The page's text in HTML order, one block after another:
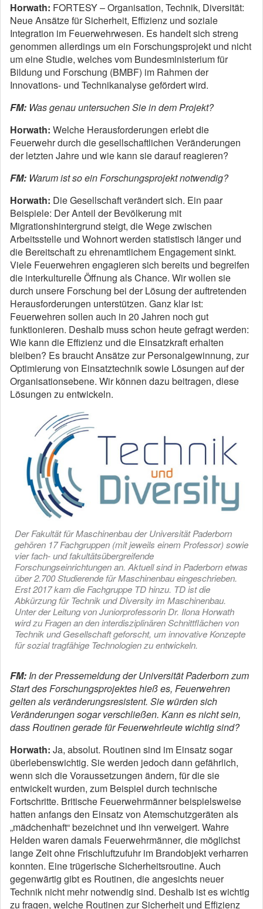
Horwath: FORTESY – Organisation, Technik, Diversität:
Neue Ansätze für Sicherheit, Effizienz und soziale
Integration im Feuerwehrwesen. Es handelt sich streng
genommen allerdings um ein Forschungsprojekt und nicht
um eine Studie, welches vom Bundesministerium für
Bildung und Forschung (BMBF) im Rahmen der
Innovations- und Technikanalyse gefördert wird.
FM: Was genau untersuchen Sie in dem Projekt?
Horwath: Welche Herausforderungen erlebt die
Feuerwehr durch die gesellschaftlichen Veränderungen
der letzten Jahre und wie kann sie darauf reagieren?
FM: Warum ist so ein Forschungsprojekt notwendig?
Horwath: Die Gesellschaft verändert sich. Ein paar
Beispiele: Der Anteil der Bevölkerung mit
Migrationshintergrund steigt, die Wege zwischen
Arbeitsstelle und Wohnort werden statistisch länger und
die Bereitschaft zu ehrenamtlichem Engagement sinkt.
Viele Feuerwehren engagieren sich bereits und begreifen
die interkulturelle Öffnung als Chance. Wir wollen sie
durch unsere Forschung bei der Lösung der auftretenden
Herausforderungen unterstützen. Ganz klar ist:
Feuerwehren sollen auch in 20 Jahren noch gut
funktionieren. Deshalb muss schon heute gefragt werden:
Wie kann die Effizienz und die Einsatzkraft erhalten
bleiben? Es braucht Ansätze zur Personalgewinnung, zur
Optimierung von Einsatztechnik sowie Lösungen auf der
Organisationsebene. Wir können dazu beitragen, diese
Lösungen zu entwickeln.
Der Fakultät für Maschinenbau der Universität Paderborn
gehören 17 Fachgruppen (mit jeweils einem Professor) sowie
vier fach- und fakultätsübergreifende
Forschungseinrichtungen an. Aktuell sind in Paderborn etwas
über 2.700 Studierende für Maschinenbau eingeschrieben.
Erst 2017 kam die Fachgruppe TD hinzu. TD ist die
Abkürzung für Technik und Diversity im Maschinenbau.
Unter der Leitung von Juniorprofessorin Dr. Ilona Horwath
wird zu Fragen an den interdisziplinären Schnittflächen von
Technik und Gesellschaft geforscht, um innovative Konzepte
für sozial tragfähige Technologien zu entwickeln.
FM: In der Pressemeldung der Universität Paderborn zum
Start des Forschungsprojektes hieß es, Feuerwehren
gelten als veränderungsresistent. Sie würden sich
Veränderungen sogar verschließen. Kann es nicht sein,
dass Routinen gerade für Feuerwehrleute wichtig sind?
Horwath: Ja, absolut. Routinen sind im Einsatz sogar
überlebenswichtig. Sie werden jedoch dann gefährlich,
wenn sich die Voraussetzungen ändern, für die sie
entwickelt wurden, zum Beispiel durch technische
Fortschritte. Britische Feuerwehrmänner beispielsweise
hatten anfangs den Einsatz von Atemschutzgeräten als
„mädchenhaft“ bezeichnet und ihn verweigert. Wahre
Helden waren damals Feuerwehrmänner, die möglichst
lange Zeit ohne Frischluftzufuhr im Brandobjekt verharren
konnten. Eine trügerische Sicherheitsroutine. Auch
gegenwärtig gibt es Routinen, die angesichts neuer
Technik nicht mehr notwendig sind. Deshalb ist es wichtig
zu fragen, welche Routinen zur Sicherheit und Effizienz